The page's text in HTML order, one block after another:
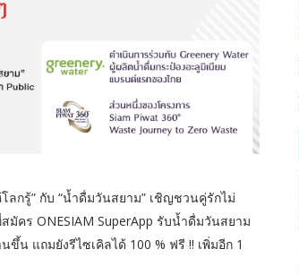
กรู้” กับ “น้ำดื่มวันสยาม” เชิญชวนคู่รักไม่
คร ONESIAM SuperApp รับน้ำดื่มวันสยาม
น แถมยังรีไซเคิลได้ 100 % ฟรี !! เพิ่มอีก 1